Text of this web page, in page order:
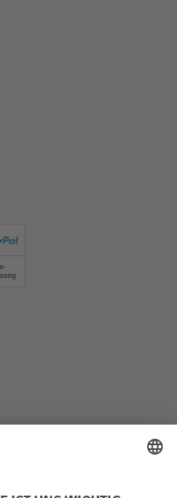
Überweisung